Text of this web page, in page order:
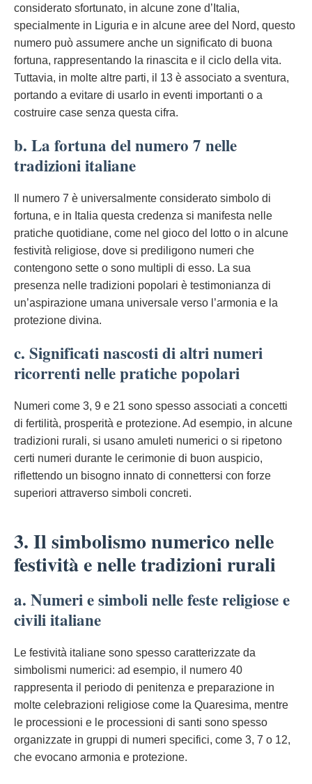
considerato sfortunato, in alcune zone d’Italia,
specialmente in Liguria e in alcune aree del Nord, questo
numero può assumere anche un significato di buona
fortuna, rappresentando la rinascita e il ciclo della vita.
Tuttavia, in molte altre parti, il 13 è associato a sventura,
portando a evitare di usarlo in eventi importanti o a
costruire case senza questa cifra.
b. La fortuna del numero 7 nelle
tradizioni italiane
Il numero 7 è universalmente considerato simbolo di
fortuna, e in Italia questa credenza si manifesta nelle
pratiche quotidiane, come nel gioco del lotto o in alcune
festività religiose, dove si prediligono numeri che
contengono sette o sono multipli di esso. La sua
presenza nelle tradizioni popolari è testimonianza di
un’aspirazione umana universale verso l’armonia e la
protezione divina.
c. Significati nascosti di altri numeri
ricorrenti nelle pratiche popolari
Numeri come 3, 9 e 21 sono spesso associati a concetti
di fertilità, prosperità e protezione. Ad esempio, in alcune
tradizioni rurali, si usano amuleti numerici o si ripetono
certi numeri durante le cerimonie di buon auspicio,
riflettendo un bisogno innato di connettersi con forze
superiori attraverso simboli concreti.
3. Il simbolismo numerico nelle
festività e nelle tradizioni rurali
a. Numeri e simboli nelle feste religiose e
civili italiane
Le festività italiane sono spesso caratterizzate da
simbolismi numerici: ad esempio, il numero 40
rappresenta il periodo di penitenza e preparazione in
molte celebrazioni religiose come la Quaresima, mentre
le processioni e le processioni di santi sono spesso
organizzate in gruppi di numeri specifici, come 3, 7 o 12,
che evocano armonia e protezione.